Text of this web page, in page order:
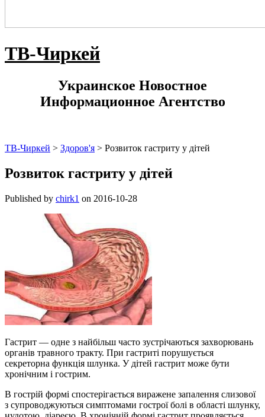
ТВ-Чиркей
Украинское Новостное
Информационное Агентство
ТВ-Чиркей > Здоров'я > Розвиток гастриту у дітей
Розвиток гастриту у дітей
Published by chirk1 on 2016-10-28
Гастрит — одне з найбільш часто зустрічаються захворювань
органів травного тракту. При гастриті порушується
секреторна функція шлунка. У дітей гастрит може бути
хронічним і гострим.
В гострій формі спостерігається виражене запалення слизової
з супроводжуються симптомами гострої болі в області шлунку,